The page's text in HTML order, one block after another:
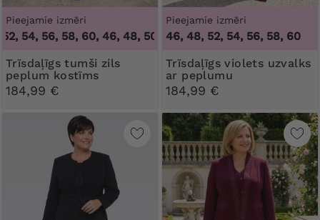
Pieejamie izmēri
54, 56, 58, 60, 46, 48, 50, 52, 54, 56, 58, 60
Trīsdaļīgs tumši zils
peplum kostīms
184,99 €
Pieejamie izmēri
46, 48, 52, 54, 56, 58, 60
Trīsdaļīgs violets uzvalks
ar peplumu
184,99 €